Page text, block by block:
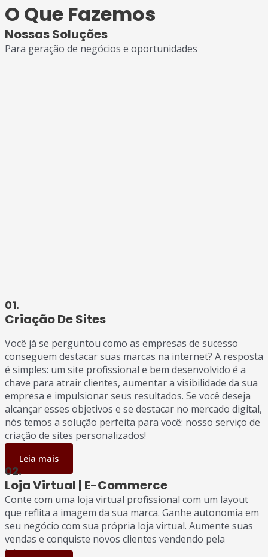
O Que Fazemos
Nossas Soluções
Para geração de negócios e oportunidades
01.
Criação De Sites
Você já se perguntou como as empresas de sucesso
conseguem destacar suas marcas na internet? A resposta
é simples: um site profissional e bem desenvolvido é a
chave para atrair clientes, aumentar a visibilidade da sua
empresa e impulsionar seus resultados. Se você deseja
alcançar esses objetivos e se destacar no mercado digital,
nós temos a solução perfeita para você: nosso serviço de
criação de sites personalizados!
Leia mais
02.
Loja Virtual | E-Commerce
Conte com uma loja virtual profissional com um layout
que reflita a imagem da sua marca. Ganhe autonomia em
seu negócio com sua própria loja virtual. Aumente suas
vendas e conquiste novos clientes vendendo pela
internet.